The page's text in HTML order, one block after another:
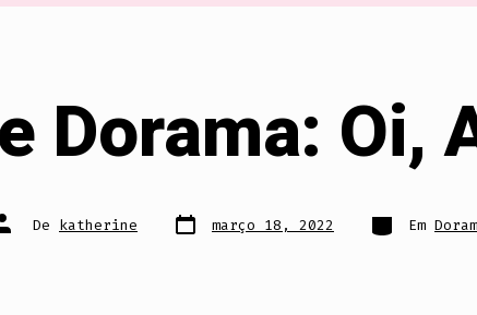
Dorama: Oi,
De katherine Data
do março 18, 2022 Categorias
Em